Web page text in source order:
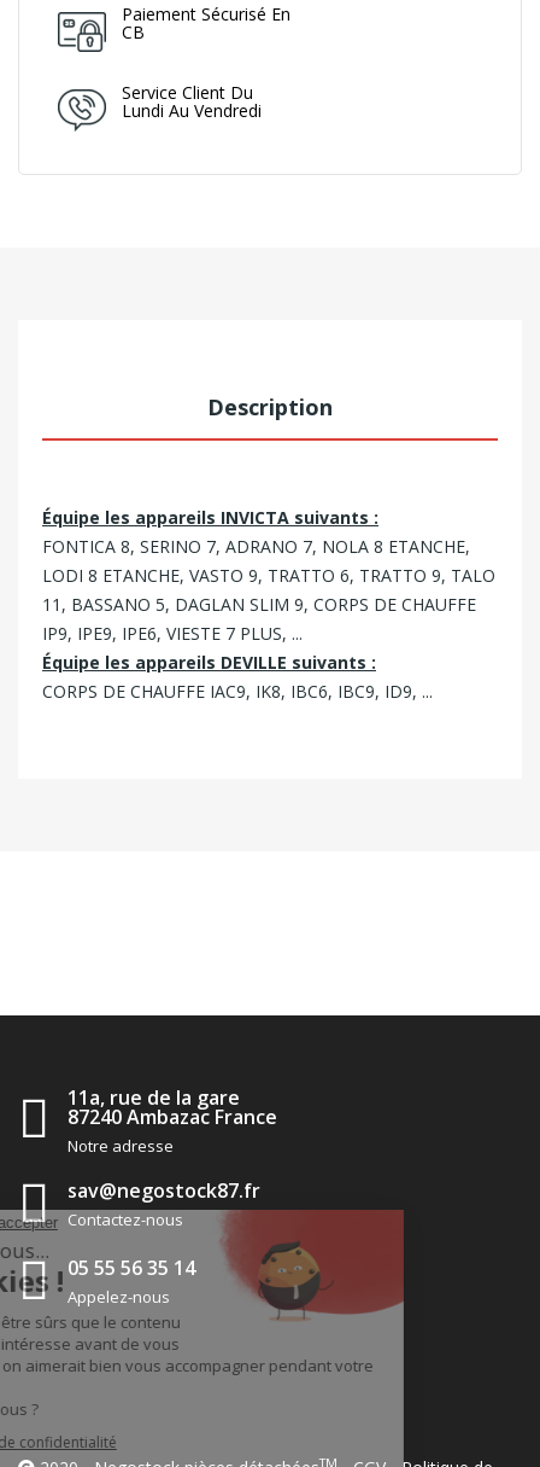
Paiement Sécurisé En
CB
Service Client Du
Lundi Au Vendredi
Description
Équipe les appareils INVICTA suivants :
FONTICA 8, SERINO 7, ADRANO 7, NOLA 8 ETANCHE,
LODI 8 ETANCHE, VASTO 9, TRATTO 6, TRATTO 9, TALO
11, BASSANO 5, DAGLAN SLIM 9, CORPS DE CHAUFFE
IP9, IPE9, IPE6, VIESTE 7 PLUS, ...
Équipe les appareils DEVILLE suivants :
CORPS DE CHAUFFE IAC9, IK8, IBC6, IBC9, ID9, ...
11a, rue de la gare
87240 Ambazac France
Notre adresse
sav@negostock87.fr
Contactez-nous
05 55 56 35 14
Appelez-nous
TM